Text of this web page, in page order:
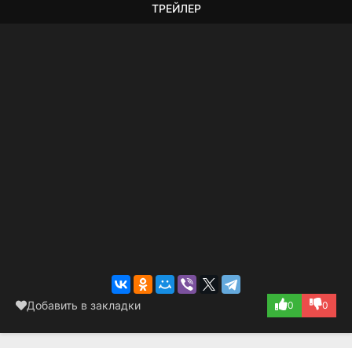
ТРЕЙЛЕР
Добавить в закладки 0 0